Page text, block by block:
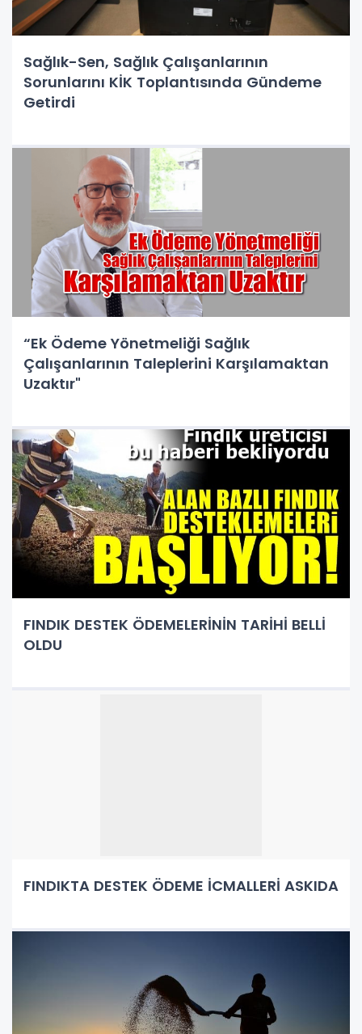
Sağlık-Sen, Sağlık Çalışanlarının
Sorunlarını KİK Toplantısında Gündeme
Getirdi
“Ek Ödeme Yönetmeliği Sağlık
Çalışanlarının Taleplerini Karşılamaktan
Uzaktır"
FINDIK DESTEK ÖDEMELERİNİN TARİHİ BELLİ
OLDU
FINDIKTA DESTEK ÖDEME İCMALLERİ ASKIDA